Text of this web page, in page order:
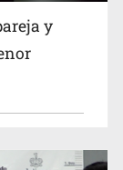
fondos
y